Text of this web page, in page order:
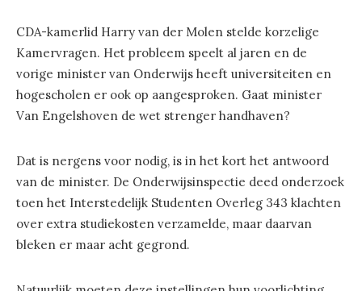
CDA-kamerlid Harry van der Molen stelde korzelige
Kamervragen. Het probleem speelt al jaren en de
vorige minister van Onderwijs heeft universiteiten en
hogescholen er ook op aangesproken. Gaat minister
Van Engelshoven de wet strenger handhaven?
Dat is nergens voor nodig, is in het kort het antwoord
van de minister. De Onderwijsinspectie deed onderzoek
toen het Interstedelijk Studenten Overleg 343 klachten
over extra studiekosten verzamelde, maar daarvan
bleken er maar acht gegrond.